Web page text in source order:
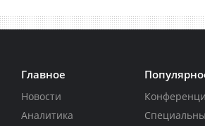
Главное
Новости
Аналитика